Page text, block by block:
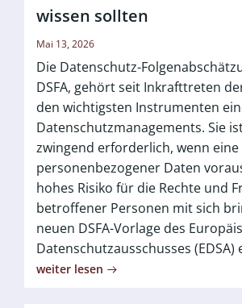
wissen sollten
Mai 13, 2026
Die Datenschutz-
DSFA, gehört seit Inkrafttreten
den wichtigsten Instrumenten
Datenschutzmanagements. Sie
zwingend erforderlich, wenn
personenbezogener Daten
hohes Risiko für die Rechte und
betroffener Personen mit sich
neuen DSFA-Vorlage des
Datenschutzausschusses
weiter lesen